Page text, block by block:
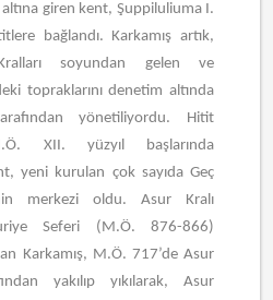
giren kent, Şuppiluliuma I.
bağlandı. Karkamış artık,
soyundan gelen ve
topraklarını denetim altında
yönetiliyordu. Hitit
XII. yüzyıl başlarında
yeni kurulan çok sayıda Geç
merkezi oldu. Asur Kralı
Seferi (M.Ö. 876-866)
Karkamış, M.Ö. 717’de Asur
yakılıp yıkılarak, Asur